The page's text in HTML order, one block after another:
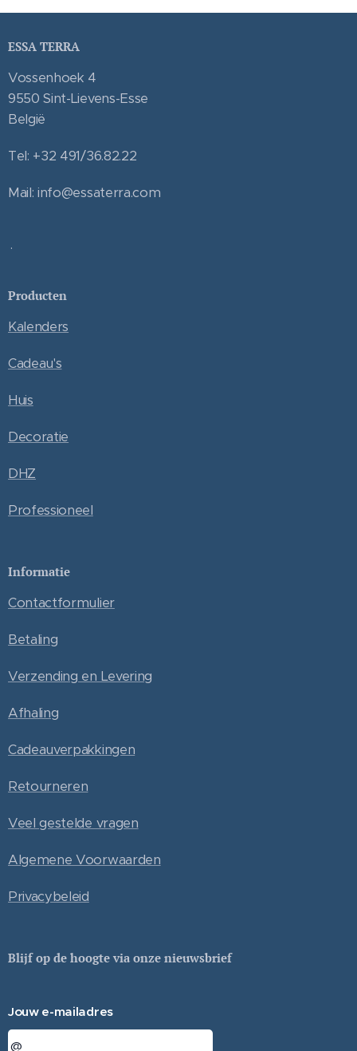
ESSA TERRA
Vossenhoek 4
9550 Sint-Lievens-Esse
België
Tel: +32 491/36.82.22
Mail: info@essaterra.com
.
Producten
Kalenders
Cadeau's
Huis
Decoratie
DHZ
Professioneel
Informatie
Contactformulier
Betaling
Verzending en Levering
Afhaling
Cadeauverpakkingen
Retourneren
Veel gestelde vragen
Algemene Voorwaarden
Privacybeleid
Blijf op de hoogte via onze nieuwsbrief
Jouw e-mailadres